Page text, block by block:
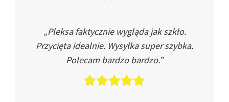
„Pleksa faktycznie wygląda jak szkło.
Przycięta idealnie. Wysyłka super szybka.
Polecam bardzo bardzo.”